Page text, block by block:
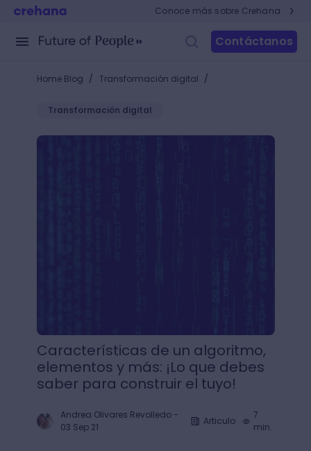
Conoce más sobre Crehana
Contáctanos
Home Blog / Transformación digital /
Transformación digital
Características de un algoritmo, elementos y más:
Características de un algoritmo,
elementos y más: ¡Lo que debes
saber para construir el tuyo!
Andrea Olivares Revolledo-
03 Sep 21
Articulo
7
min.